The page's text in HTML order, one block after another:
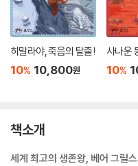
히말라야, 죽음의 탈출!
10% 10,800원
사나운
10%
책소개
세계 최고의 생존왕, 베어 그릴